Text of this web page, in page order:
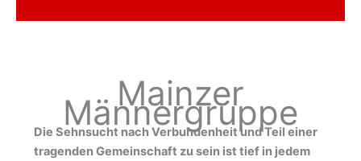
Mainzer
Männergruppe
Die Sehnsucht nach Verbundenheit und Teil einer
tragenden Gemeinschaft zu sein ist tief in jedem